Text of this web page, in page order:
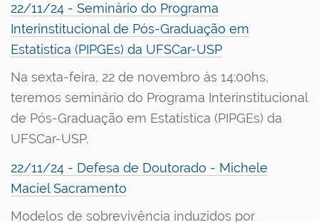
22/11/24 - Seminário do Programa
Interinstitucional de Pós-Graduação em
Estatística (PIPGEs) da UFSCar-USP
Na sexta-feira, 22 de novembro às 14:00hs,
teremos seminário do Programa Interinstitucional
de Pós-Graduação em Estatística (PIPGEs) da
UFSCar-USP.
22/11/24 - Defesa de Doutorado - Michele
Maciel Sacramento
Modelos de sobrevivência induzidos por